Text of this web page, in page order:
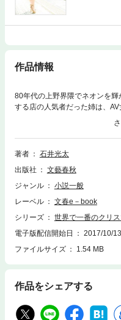
作品情報
80年代の上野界隈でネオンを
する店の人気者だった姉は、
にインスパイアされた表題作
「鶯の鳴く夜」「吉原浄土」
――震災、津波の果てに』など
れわれの振舞うべきスタンスを
たものが、いまや“普通の貧困”
うになっているのです。過酷さ
ある風俗業界で必死に生きよう
無許可営業のデリバリーヘルス
念にたどりながら見つめていま
シングルマザー。上野駅ホーム
著者
石井光太
出版社
文藝春秋
ジャンル
小説一般
レーベル
文春e－book
シリーズ
世界で一番のクリス
電子版配信開始日
2017/10/13
ファイルサイズ
1.54 MB
作品をシェアする